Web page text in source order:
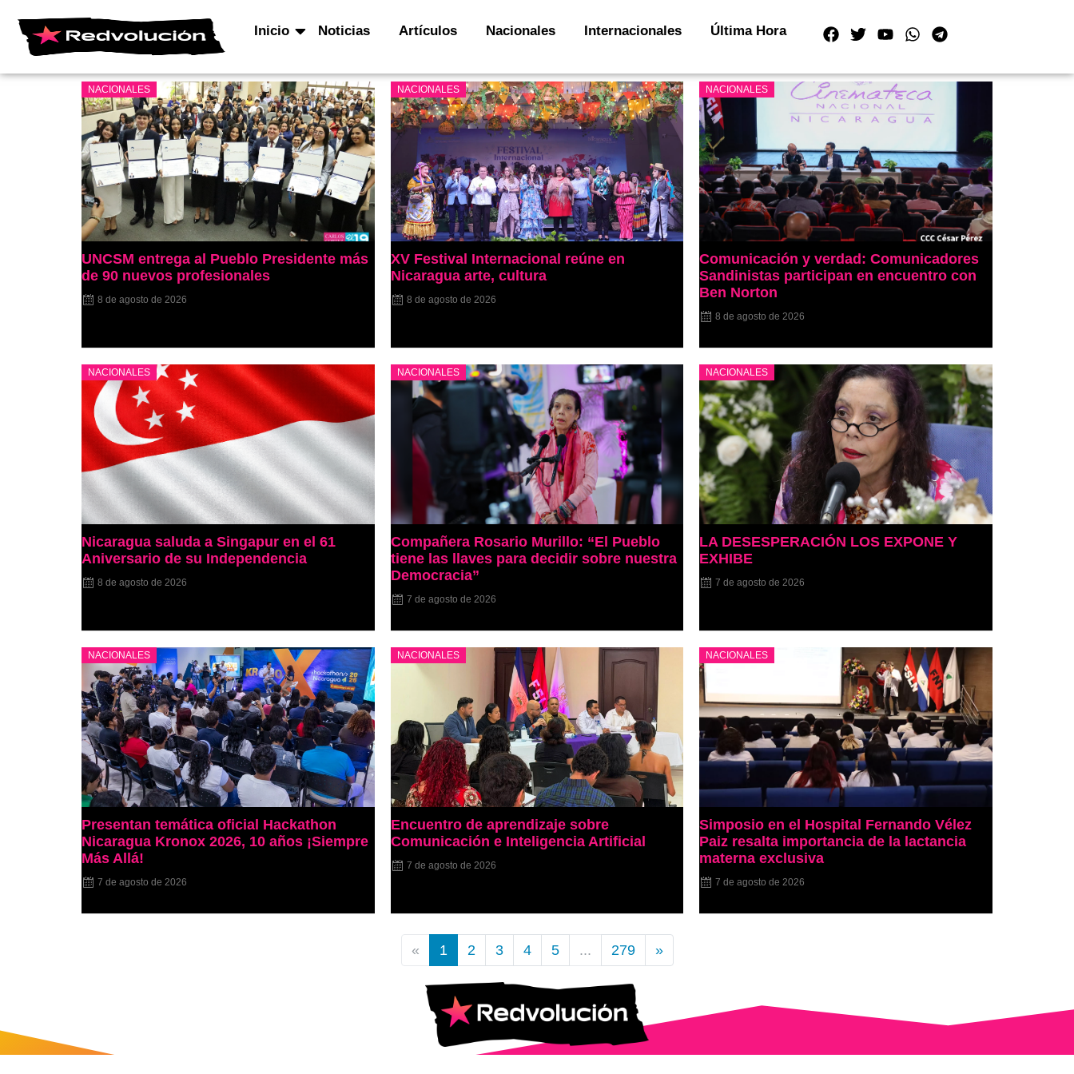
Inicio Noticias Artículos Nacionales Internacionales Última Hora
NACIONALES
UNCSM entrega al Pueblo Presidente más
de 90 nuevos profesionales
8 de agosto de 2026
NACIONALES
XV Festival Internacional reúne en
Nicaragua arte, cultura
8 de agosto de 2026
NACIONALES
Comunicación y verdad: Comunicadores
Sandinistas participan en encuentro con
Ben Norton
8 de agosto de 2026
NACIONALES
Nicaragua saluda a Singapur en el 61
Aniversario de su Independencia
8 de agosto de 2026
NACIONALES
Compañera Rosario Murillo: “El Pueblo
tiene las llaves para decidir sobre nuestra
Democracia”
7 de agosto de 2026
NACIONALES
LA DESESPERACIÓN LOS EXPONE Y
EXHIBE
7 de agosto de 2026
NACIONALES
Presentan temática oficial Hackathon
Nicaragua Kronox 2026, 10 años ¡Siempre
Más Allá!
7 de agosto de 2026
NACIONALES
Encuentro de aprendizaje sobre
Comunicación e Inteligencia Artificial
7 de agosto de 2026
NACIONALES
Simposio en el Hospital Fernando Vélez
Paiz resalta importancia de la lactancia
materna exclusiva
7 de agosto de 2026
« 1 2 3 4 5 ... 279 »